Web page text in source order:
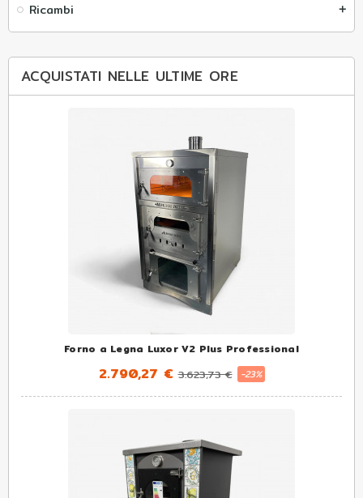
Ricambi add
ACQUISTATI NELLE ULTIME ORE
Forno a Legna Luxor V2 Plus Professional
2.790,27 € 3.623,73 € -23%